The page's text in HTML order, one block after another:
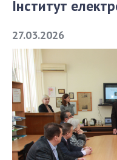
СТРУКТУРА
Президія НАН
Апарат Президії
Секція фізико-
наук
Секція хімічних і
Секція суспільних
Інститут
27.03.2026